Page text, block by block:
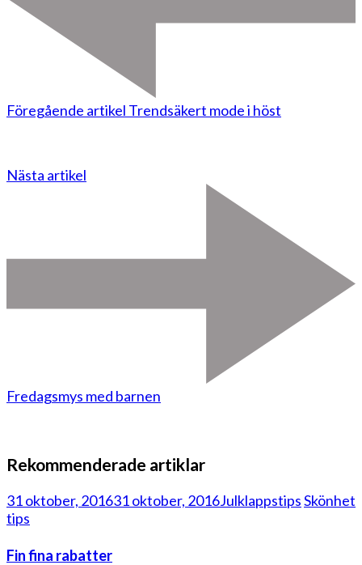
Föregående artikel Trendsäkert mode i höst
Nästa artikel
Fredagsmys med barnen
Rekommenderade artiklar
31 oktober, 201631 oktober, 2016JulklappstipsSkönhet
tips
Fin fina rabatter